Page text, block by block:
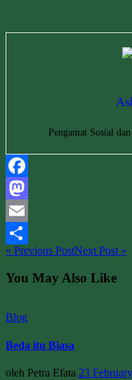
Pengamat Sosial
Facebook
Mastodon
Email
Share
« Previous PostNext Post »
You May Also Like
Blog
Beda itu Biasa
oleh Petra Efata 23